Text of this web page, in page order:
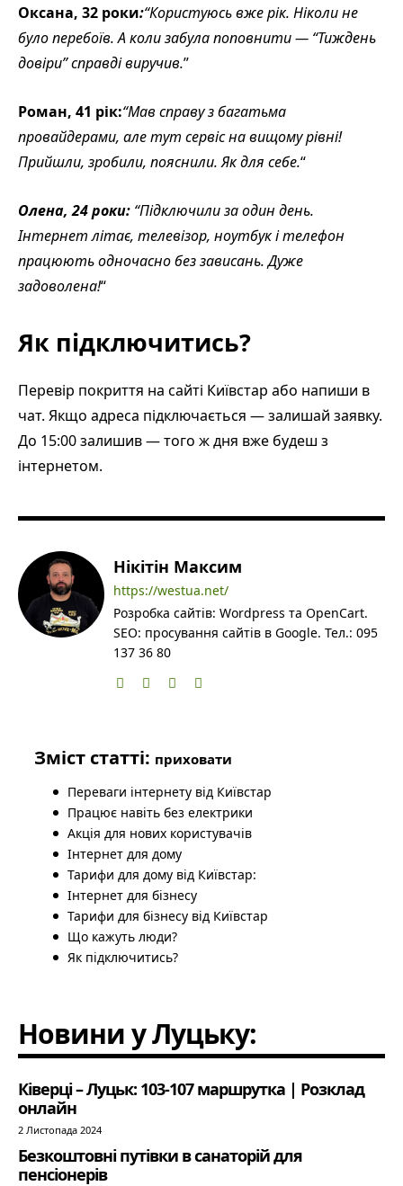
Оксана, 32 роки:“Користуюсь вже рік. Ніколи не
було перебоїв. А коли забула поповнити — “Тиждень
довіри” справді виручив.”
Роман, 41 рік:“Мав справу з багатьма
провайдерами, але тут сервіс на вищому рівні!
Прийшли, зробили, пояснили. Як для себе.“
Олена, 24 роки: “Підключили за один день.
Інтернет літає, телевізор, ноутбук і телефон
працюють одночасно без зависань. Дуже
задоволена!“
Як підключитись?
Перевір покриття на сайті Київстар або напиши в
чат. Якщо адреса підключається — залишай заявку.
До 15:00 залишив — того ж дня вже будеш з
інтернетом.
Нікітін Максим
https://westua.net/
Розробка сайтів: Wordpress та OpenCart.
SEO: просування сайтів в Google. Тел.: 095
137 36 80
Зміст статті: приховати
Переваги інтернету від Київстар
Працює навіть без електрики
Акція для нових користувачів
Інтернет для дому
Тарифи для дому від Київстар:
Інтернет для бізнесу
Тарифи для бізнесу від Київстар
Що кажуть люди?
Як підключитись?
Новини у Луцьку:
Ківерці – Луцьк: 103-107 маршрутка | Розклад
онлайн
2 Листопада 2024
Безкоштовні путівки в санаторій для
пенсіонерів